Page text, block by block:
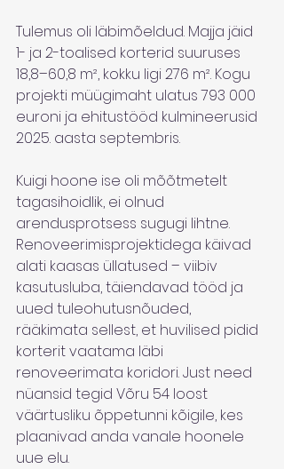
Tulemus oli läbimõeldud. Majja jäid
1- ja 2-toalised korterid suuruses
18,8–60,8 m², kokku ligi 276 m². Kogu
projekti müügimaht ulatus 793 000
euroni ja ehitustööd kulmineerusid
2025. aasta septembris.
Kuigi hoone ise oli mõõtmetelt
tagasihoidlik, ei olnud
arendusprotsess sugugi lihtne.
Renoveerimisprojektidega käivad
alati kaasas üllatused – viibiv
kasutusluba, täiendavad tööd ja
uued tuleohutusnõuded,
rääkimata sellest, et huvilised pidid
korterit vaatama läbi
renoveerimata koridori. Just need
nüansid tegid Võru 54 loost
väärtusliku õppetunni kõigile, kes
plaanivad anda vanale hoonele
uue elu.